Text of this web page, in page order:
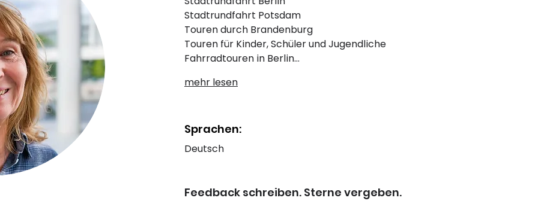
Stadtrundfahrt Potsdam
Touren durch Brandenburg
Touren für Kinder, Schüler und Jugendliche
Fahrradtouren in Berlin…
mehr lesen
Sprachen:
Deutsch
Feedback schreiben. Sterne vergeben.